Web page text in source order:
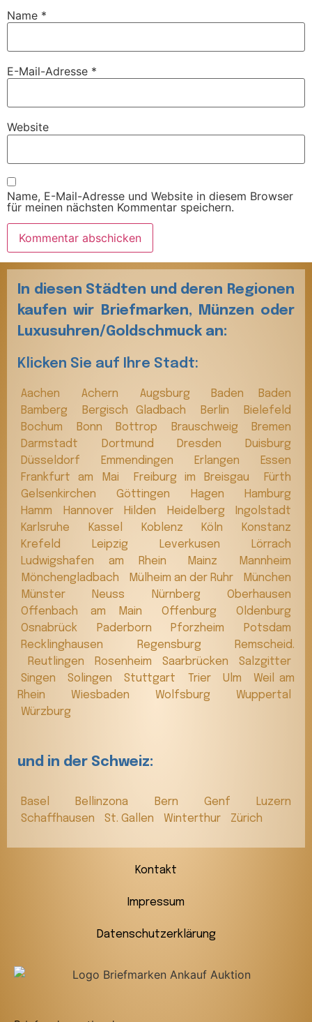
Name *
E-Mail-Adresse *
Website
Name, E-Mail-Adresse und Website in diesem Browser
für meinen nächsten Kommentar speichern.
In diesen Städten und deren Regionen
kaufen wir Briefmarken, Münzen oder
Luxusuhren/Goldschmuck an:
Klicken Sie auf Ihre Stadt:
Aachen Achern Augsburg
Baden Baden
Bamberg
Bergisch Gladbach Berlin
Bielefeld
Bochum
Bonn Bottrop Brauschweig
Bremen
Darmstadt
Dortmund Dresden
Duisburg
Düsseldorf
Emmendingen Erlangen
Essen
Frankfurt am Mai
Freiburg im Breisgau
Fürth
Gelsenkirchen
Göttingen Hagen
Hamburg
Hamm
Hannover Hilden Heidelberg
Ingolstadt
Karlsruhe
Kassel Koblenz Köln
Konstanz
Krefeld
Leipzig Leverkusen
Lörrach
Ludwigshafen am Rhein
Mainz
Mannheim
Mönchengladbach
Mülheim an der Ruhr
München
Münster
Neuss Nürnberg
Oberhausen
Offenbach am Main
Offenburg
Oldenburg
Osnabrück
Paderborn Pforzheim
Potsdam
Recklinghausen
Regensburg
Remscheid.
Reutlingen
Rosenheim Saarbrücken
Salzgitter
Singen
Solingen Stuttgart Trier Ulm
Weil am
Rhein
Wiesbaden Wolfsburg
Wuppertal
Würzburg
und in der Schweiz:
Basel Bellinzona Bern Genf
Luzern
Schaffhausen
St. Gallen Winterthur Zürich
Kontakt
Impressum
Datenschutzerklärung